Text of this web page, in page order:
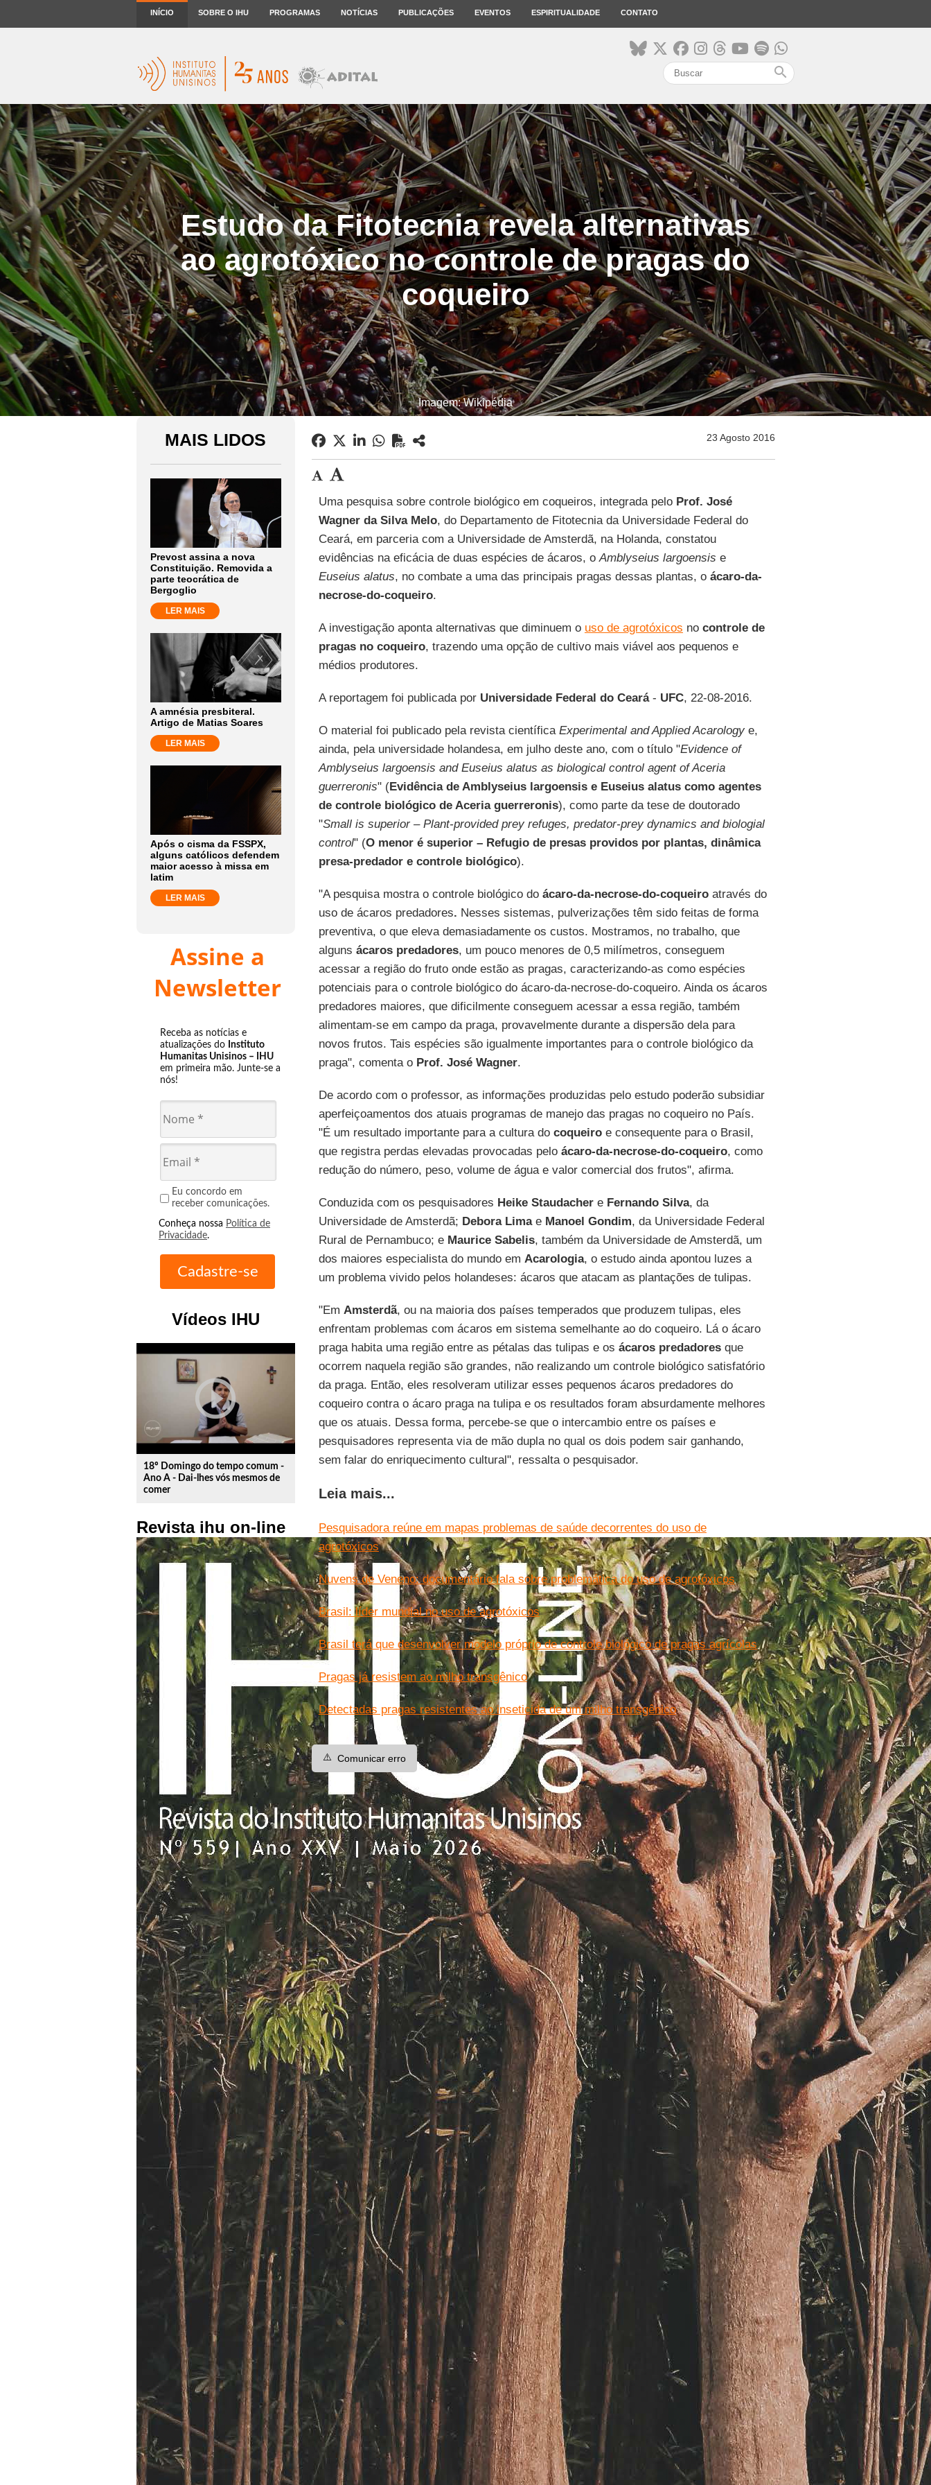
INÍCIO SOBRE O IHU PROGRAMAS NOTÍCIAS PUBLICAÇÕES EVENTOS ESPIRITUALIDADE CONTATO
search
Estudo da Fitotecnia revela alternativas
ao agrotóxico no controle de pragas do
coqueiro
Imagem: Wikipédia
MAIS LIDOS
Prevost assina a nova
Constituição. Removida a
parte teocrática de
Bergoglio
LER MAIS
A amnésia presbiteral.
Artigo de Matias Soares
LER MAIS
Após o cisma da FSSPX,
alguns católicos defendem
maior acesso à missa em
latim
LER MAIS
Assine a
Newsletter
Receba as notícias e
atualizações do Instituto
Humanitas Unisinos – IHU
em primeira mão. Junte-se a
nós!
Eu concordo em
receber comunicações.
Conheça nossa Política de
Privacidade.
Vídeos IHU
play_circle_outline
18º Domingo do tempo comum -
Ano A - Dai-lhes vós mesmos de
comer
Revista ihu on-line
23 Agosto 2016
Uma pesquisa sobre controle biológico em coqueiros, integrada pelo Prof. José
Wagner da Silva Melo, do Departamento de Fitotecnia da Universidade Federal do
Ceará, em parceria com a Universidade de Amsterdã, na Holanda, constatou
evidências na eficácia de duas espécies de ácaros, oAmblyseius largoensis e
Euseius alatus, no combate a uma das principais pragas dessas plantas, o ácaro-da-
necrose-do-coqueiro.
A investigação aponta alternativas que diminuem o uso de agrotóxicos no controle de
pragas no coqueiro, trazendo uma opção de cultivo mais viável aos pequenos e
médios produtores.
A reportagem foi publicada por Universidade Federal do Ceará- UFC, 22-08-2016.
O material foi publicado pela revista científica Experimental and Applied Acarologye,
ainda, pela universidade holandesa, em julho deste ano, com o título "Evidence of
Amblyseius largoensis and Euseius alatus as biological control agent of Aceria
guerreronis" (Evidência de Amblyseius largoensis e Euseius alatus como agentes
de controle biológico de Aceria guerreronis), como parte da tese de doutorado
"Small is superior – Plant-provided prey refuges, predator-prey dynamics and biologial
control" (O menor é superior – Refugio de presas providos por plantas, dinâmica
presa-predador e controle biológico).
"A pesquisa mostra o controle biológico do ácaro-da-necrose-do-coqueiroatravés do
uso de ácaros predadores. Nesses sistemas, pulverizações têm sido feitas de forma
preventiva, o que eleva demasiadamente os custos. Mostramos, no trabalho, que
alguns ácaros predadores, um pouco menores de 0,5 milímetros, conseguem
acessar a região do fruto onde estão as pragas, caracterizando-as como espécies
potenciais para o controle biológico do ácaro-da-necrose-do-coqueiro. Ainda os ácaros
predadores maiores, que dificilmente conseguem acessar a essa região, também
alimentam-se em campo da praga, provavelmente durante a dispersão dela para
novos frutos. Tais espécies são igualmente importantes para o controle biológico da
praga", comenta o Prof. José Wagner.
De acordo com o professor, as informações produzidas pelo estudo poderão subsidiar
aperfeiçoamentos dos atuais programas de manejo das pragas no coqueiro no País.
"É um resultado importante para a cultura do coqueiroe consequente para o Brasil,
que registra perdas elevadas provocadas pelo ácaro-da-necrose-do-coqueiro, como
redução do número, peso, volume de água e valor comercial dos frutos", afirma.
Conduzida com os pesquisadores Heike Staudachere Fernando Silva, da
Universidade de Amsterdã; Debora Limae Manoel Gondim, da Universidade Federal
Rural de Pernambuco; e Maurice Sabelis, também da Universidade de Amsterdã, um
dos maiores especialista do mundo em Acarologia, o estudo ainda apontou luzes a
um problema vivido pelos holandeses: ácaros que atacam as plantações de tulipas.
"Em Amsterdã, ou na maioria dos países temperados que produzem tulipas, eles
enfrentam problemas com ácaros em sistema semelhante ao do coqueiro. Lá o ácaro
praga habita uma região entre as pétalas das tulipas e os ácaros predadoresque
ocorrem naquela região são grandes, não realizando um controle biológico satisfatório
da praga. Então, eles resolveram utilizar esses pequenos ácaros predadores do
coqueiro contra o ácaro praga na tulipa e os resultados foram absurdamente melhores
que os atuais. Dessa forma, percebe-se que o intercambio entre os países e
pesquisadores representa via de mão dupla no qual os dois podem sair ganhando,
sem falar do enriquecimento cultural", ressalta o pesquisador.
Leia mais...
Pesquisadora reúne em mapas problemas de saúde decorrentes do uso de
agrotóxicos
Nuvens de Veneno: documentário fala sobre problemática do uso de agrotóxicos
Brasil: líder mundial no uso de agrotóxicos
Brasil terá que desenvolver modelo próprio de controle biológico de pragas agrícolas
Pragas já resistem ao milho transgênico
Detectadas pragas resistentes ao inseticida de um milho transgênico
⚠️ Comunicar erro